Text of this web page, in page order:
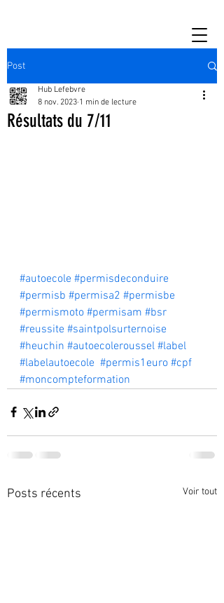
Post
Résultats du 7/11
Hub Lefebvre
8 nov. 2023 1 min de lecture
#autoecole #permisdeconduire
#permisb #permisa2 #permisbe
#permismoto #permisam #bsr
#reussite #saintpolsurternoise
#heuchin #autoecoleroussel #label
#labelautoecole #permis1euro #cpf
#moncompteformation
Posts récents Voir tout